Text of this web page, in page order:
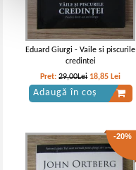
Eduard Giurgi - Vaile si piscurile
credintei
Pret:29,00Lei 18,85 Lei
Adaugă în coș
-20%